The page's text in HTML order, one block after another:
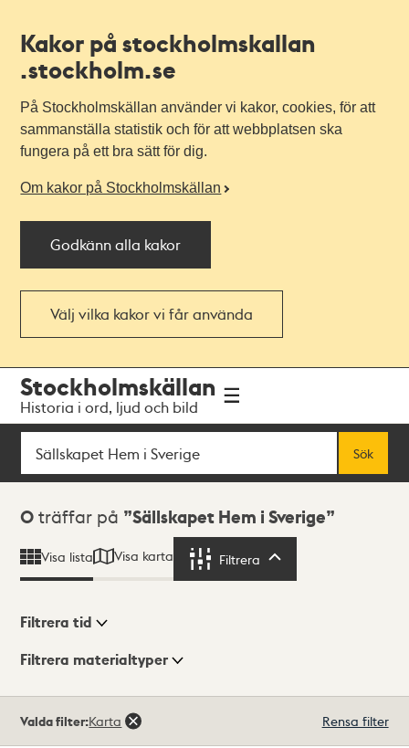
Kakor på stockholmskallan
.stockholm.se
På Stockholmskällan använder vi kakor, cookies, för att
sammanställa statistik och för att webbplatsen ska
fungera på ett bra sätt för dig.
Om kakor på Stockholmskällan
Godkänn alla kakor
Välj vilka kakor vi får använda
navigationen
huvudinnehållet
Stockholmskällan
Historia i ord, ljud och bild
Sök
Sök
Sökresultat
0 träffar på Sällskapet Hem i Sverige
Visa lista Visa karta Filtrera
Visningsläge
Filtrera tid
Filtrera materialtyper
träffar
Valda filter:Karta Rensa filter